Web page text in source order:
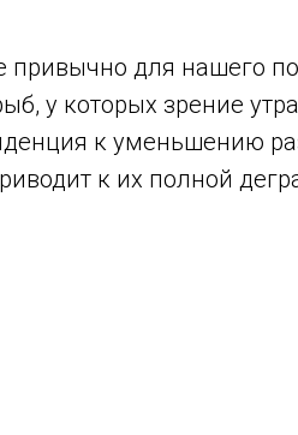
привычно для нашего
у которых зрение
к уменьшению
к их полной